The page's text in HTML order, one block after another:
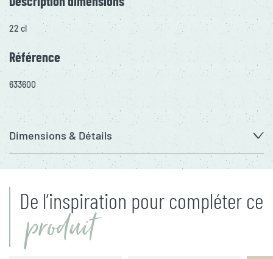
22 cl
Référence
633600
Dimensions & Détails
De l’inspiration pour compléter ce
produit